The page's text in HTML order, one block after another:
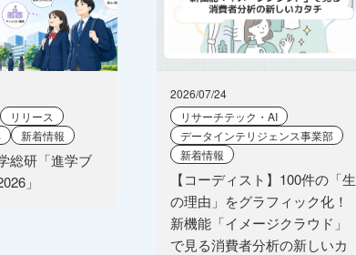
リリース
新着情報
総研「進学ブ
」
2026/07/24
リサーチテック・AI
データインテリジェンス事業部
新着情報
【コーディスト】100件の「生
の理由」をグラフィック化！
新機能「イメージクラウド」
で見る消費者分析の新しいカ